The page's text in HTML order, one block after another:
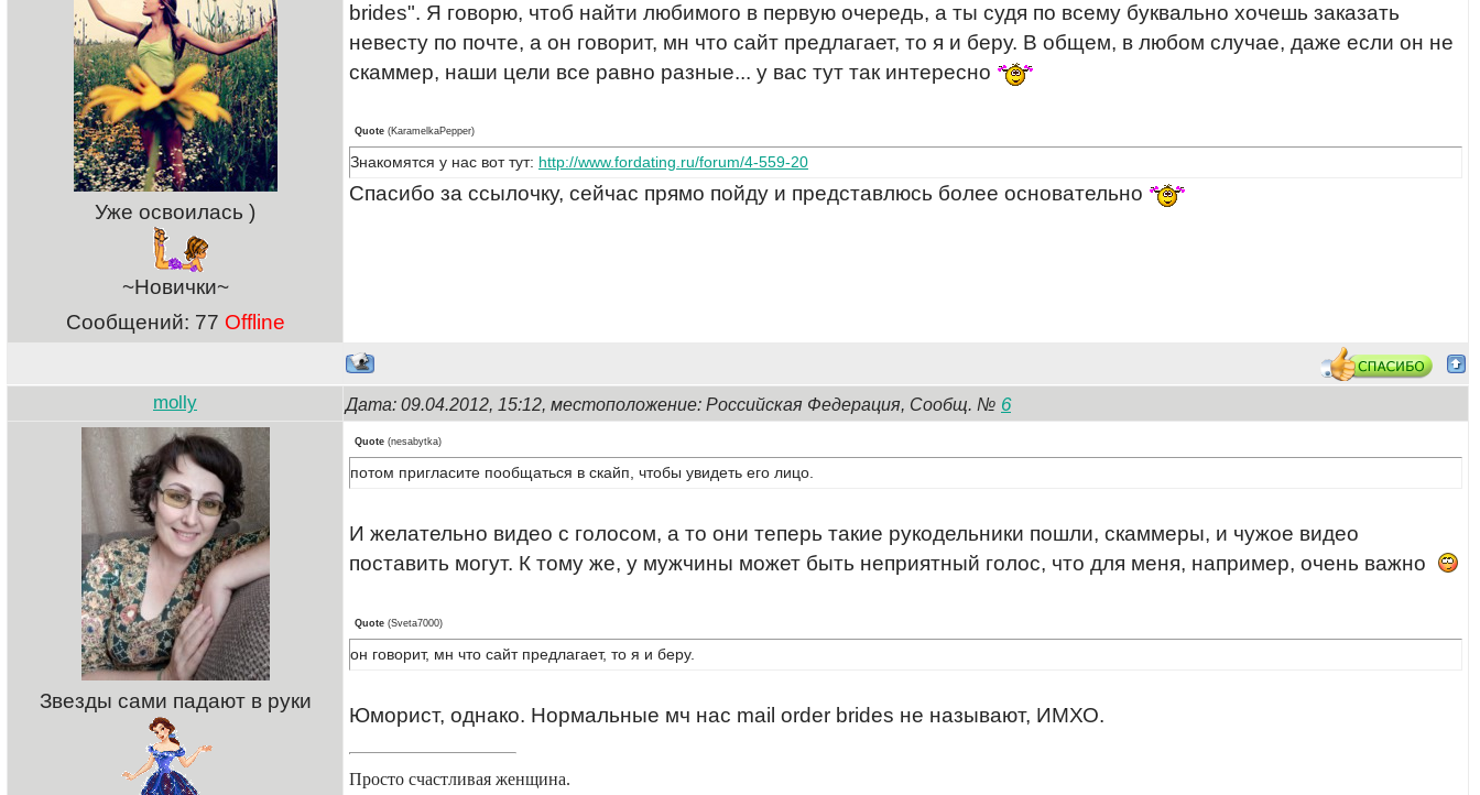
Уже освоилась )
~Новички~
Сообщений: 77 Offline
brides". Я говорю, чтоб найти любимого в первую очередь, а ты судя по всему буквально хочешь заказать
невесту по почте, а он говорит, мн что сайт предлагает, то я и беру. В общем, в любом случае, даже если он не
скаммер, наши цели все равно разные... у вас тут так интересно
Quote (KaramelkaPepper)
Знакомятся у нас вот тут: http://www.fordating.ru/forum/4-559-20
Спасибо за ссылочку, сейчас прямо пойду и представлюсь более основательно
molly Дата: 09.04.2012, 15:12, местоположение: Российская Федерация, Сообщ. № 6
Звезды сами падают в руки
Quote (nesabytka)
потом пригласите пообщаться в скайп, чтобы увидеть его лицо.
И желательно видео с голосом, а то они теперь такие рукодельники пошли, скаммеры, и чужое видео
поставить могут. К тому же, у мужчины может быть неприятный голос, что для меня, например, очень важно
Quote (Sveta7000)
он говорит, мн что сайт предлагает, то я и беру.
Юморист, однако. Нормальные мч нас mail order brides не называют, ИМХО.
Просто счастливая женщина.